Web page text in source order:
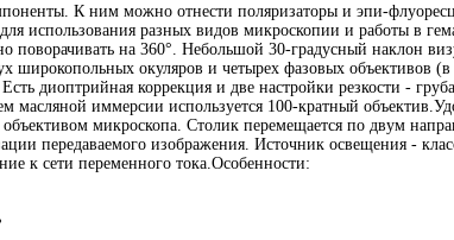
К ним можно отнести поляризаторы и эпи-
использования разных видов микроскопии и работы в
на 360°. Небольшой 30-градусный наклон
окуляров и четырех фазовых объективов
диоптрийная коррекция и две настройки резкости -
иммерсии используется 100-кратный
микроскопа. Столик перемещается по двум
передаваемого изображения. Источник освещения -
к сети переменного тока.Особенности: